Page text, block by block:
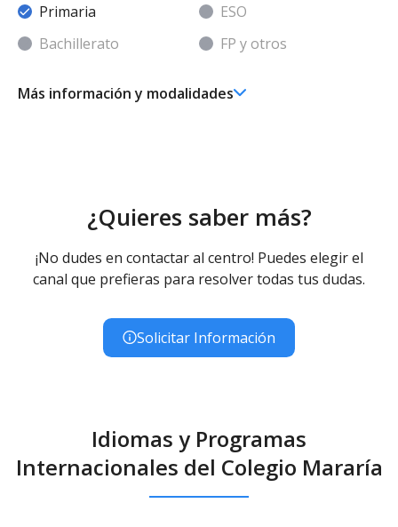
Primaria
ESO
Bachillerato
FP y otros
Más información y modalidades
¿Quieres saber más?
¡No dudes en contactar al centro! Puedes elegir el
canal que prefieras para resolver todas tus dudas.
Solicitar Información
Idiomas y Programas
Internacionales del Colegio Mararía